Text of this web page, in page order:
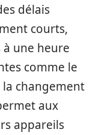
délais
courts,
une heure
comme le
la changement
aux
appareils